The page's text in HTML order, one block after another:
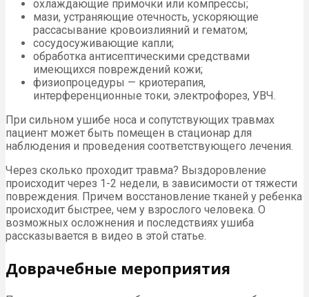
охлаждающие примочки или компрессы;
мази, устраняющие отечность, ускоряющие
рассасывание кровоизлияний и гематом;
сосудосуживающие капли;
обработка антисептическими средствами
имеющихся повреждений кожи;
физиопроцедуры — криотерапия,
интерференционные токи, электрофорез, УВЧ.
При сильном ушибе носа и сопутствующих травмах
пациент может быть помещен в стационар для
наблюдения и проведения соответствующего лечения.
Через сколько проходит травма? Выздоровление
происходит через 1-2 недели, в зависимости от тяжести
повреждения. Причем восстановление тканей у ребенка
происходит быстрее, чем у взрослого человека. О
возможных осложнения и последствиях ушиба
рассказывается в видео в этой статье.
Доврачебные мероприятия